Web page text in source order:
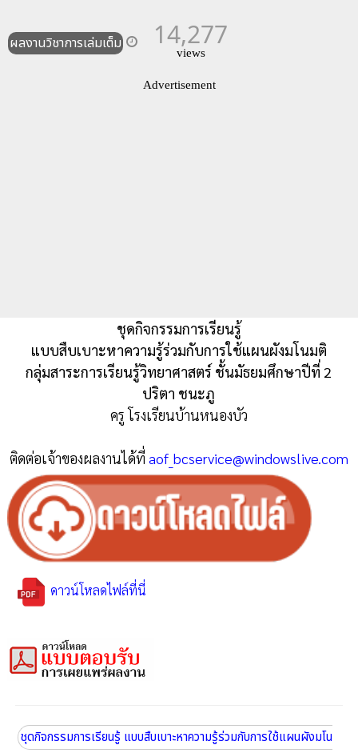
ผลงานวิชาการเล่มเต็ม 14,277
views
Advertisement
ชุดกิจกรรมการเรียนรู้
แบบสืบเบาะหาความรู้ร่วมกับการใช้แผนผังมโนมติ
กลุ่มสาระการเรียนรู้วิทยาศาสตร์ ชั้นมัธยมศึกษาปีที่ 2
ปริตา ชนะภู
ครู โรงเรียนบ้านหนองบัว
ติดต่อเจ้าของผลงานได้ที่ aof_bcservice@windowslive.com
ดาวน์โหลดไฟล์ที่นี่
ชุดกิจกรรมการเรียนรู้ แบบสืบเบาะหาความรู้ร่วมกับการใช้แผนผังมโน